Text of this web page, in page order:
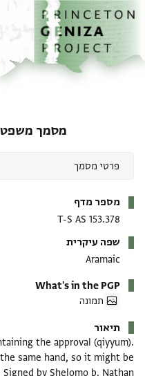
לתוכןהבית
מסמך
מספר מדף
T-S AS 153.378
שפה עיקרית
Aramaic
What's in the PGP
תמונה
תיאור
the approval (qiyyum).
same hand, so it might be
by Shelomo b. Nathan